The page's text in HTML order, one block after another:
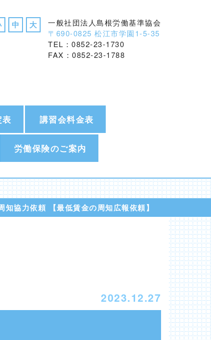
一般社団法人島根労働基準協会
〒690-0825 松江市学園1-5-35
TEL：0852-23-1730
FAX：0852-23-1788
中 大
講習会料金表
労働保険のご案内
知協力依頼 【最低賃金の周知広報依頼】
2023.12.27